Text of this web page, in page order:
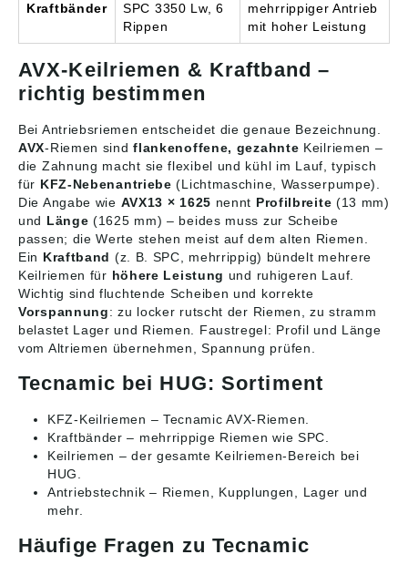
Kraftbänder
SPC 3350 Lw, 6
Rippen
mehrrippiger Antrieb
mit hoher Leistung
AVX-Keilriemen & Kraftband –
richtig bestimmen
Bei Antriebsriemen entscheidet die genaue Bezeichnung.
AVX-Riemen sindflankenoffene, gezahnte Keilriemen –
die Zahnung macht sie flexibel und kühl im Lauf, typisch
für KFZ-Nebenantriebe (Lichtmaschine, Wasserpumpe).
Die Angabe wie AVX13 × 1625 nennt Profilbreite (13 mm)
und Länge (1625 mm) – beides muss zur Scheibe
passen; die Werte stehen meist auf dem alten Riemen.
Ein Kraftband (z. B. SPC, mehrrippig) bündelt mehrere
Keilriemen für höhere Leistung und ruhigeren Lauf.
Wichtig sind fluchtende Scheiben und korrekte
Vorspannung: zu locker rutscht der Riemen, zu stramm
belastet Lager und Riemen. Faustregel: Profil und Länge
vom Altriemen übernehmen, Spannung prüfen.
Tecnamic bei HUG: Sortiment
KFZ-Keilriemen – Tecnamic AVX-Riemen.
Kraftbänder – mehrrippige Riemen wie SPC.
Keilriemen – der gesamte Keilriemen-Bereich bei
HUG.
Antriebstechnik – Riemen, Kupplungen, Lager und
mehr.
Häufige Fragen zu Tecnamic